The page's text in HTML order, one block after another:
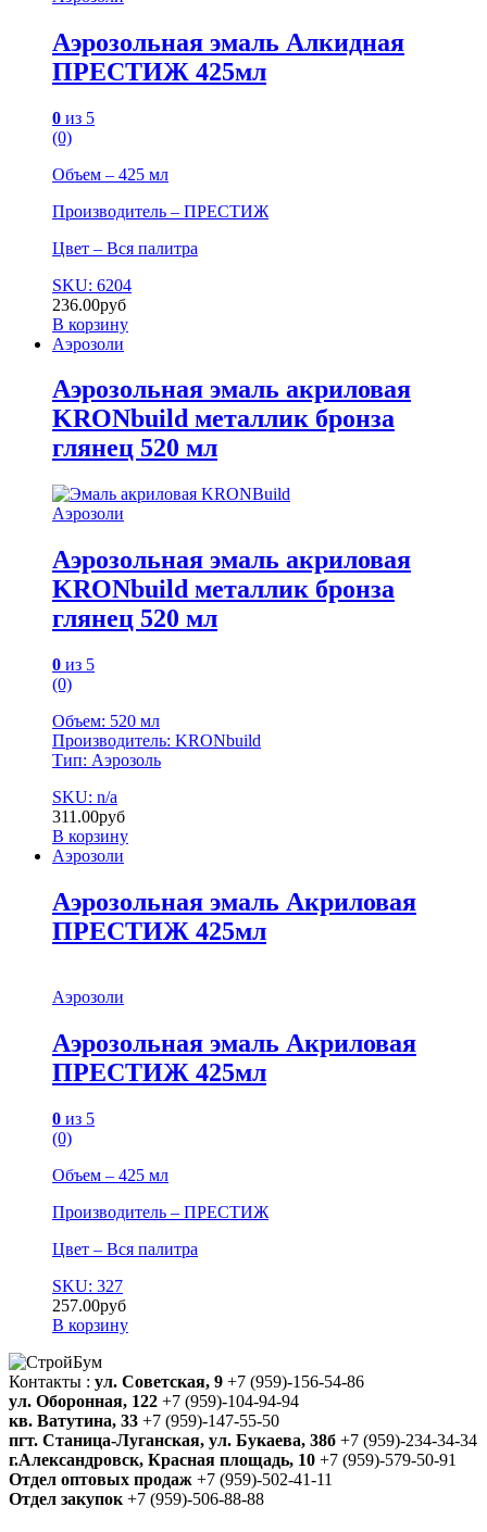
Аэрозольная эмаль Алкидная
ПРЕСТИЖ 425мл
0 из 5
(0)
Объем – 425 мл
Производитель – ПРЕСТИЖ
Цвет – Вся палитра
SKU: 6204
236.00руб
В корзину
Аэрозоли
Аэрозольная эмаль акриловая
KRONbuild металлик бронза
глянец 520 мл
Аэрозоли
Аэрозольная эмаль акриловая
KRONbuild металлик бронза
глянец 520 мл
0 из 5
(0)
Объем: 520 мл
Производитель: KRONbuild
Тип: Аэрозоль
SKU: n/a
311.00руб
В корзину
Аэрозоли
Аэрозольная эмаль Акриловая
ПРЕСТИЖ 425мл
Аэрозоли
Аэрозольная эмаль Акриловая
ПРЕСТИЖ 425мл
0 из 5
(0)
Объем – 425 мл
Производитель – ПРЕСТИЖ
Цвет – Вся палитра
SKU: 327
257.00руб
В корзину
Контакты : ул. Советская, 9 +7 (959)-156-54-86
ул. Оборонная, 122 +7 (959)-104-94-94
кв. Ватутина, 33 +7 (959)-147-55-50
пгт. Станица-Луганская, ул. Букаева, 38б +7 (959)-234-34-34
г.Александровск, Красная площадь, 10 +7 (959)-579-50-91
Отдел оптовых продаж +7 (959)-502-41-11
Отдел закупок +7 (959)-506-88-88